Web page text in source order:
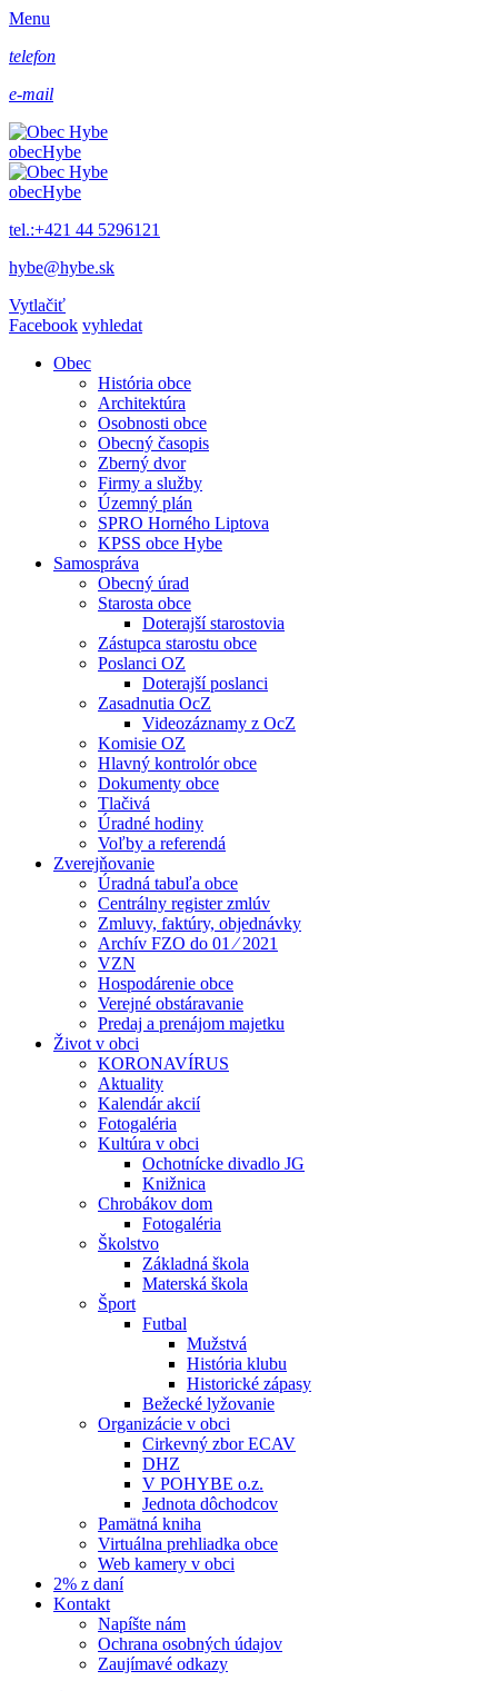
Menu
telefon
e-mail
obecHybe
obecHybe
tel.:+421 44 5296121
hybe@hybe.sk
Vytlačiť
Facebook vyhledat
Obec
História obce
Architektúra
Osobnosti obce
Obecný časopis
Zberný dvor
Firmy a služby
Územný plán
SPRO Horného Liptova
KPSS obce Hybe
Samospráva
Obecný úrad
Starosta obce
Doterajší starostovia
Zástupca starostu obce
Poslanci OZ
Doterajší poslanci
Zasadnutia OcZ
Videozáznamy z OcZ
Komisie OZ
Hlavný kontrolór obce
Dokumenty obce
Tlačivá
Úradné hodiny
Voľby a referendá
Zverejňovanie
Úradná tabuľa obce
Centrálny register zmlúv
Zmluvy, faktúry, objednávky
Archív FZO do 01 ⁄ 2021
VZN
Hospodárenie obce
Verejné obstáravanie
Predaj a prenájom majetku
Život v obci
KORONAVÍRUS
Aktuality
Kalendár akcií
Fotogaléria
Kultúra v obci
Ochotnícke divadlo JG
Knižnica
Chrobákov dom
Fotogaléria
Školstvo
Základná škola
Materská škola
Šport
Futbal
Mužstvá
História klubu
Historické zápasy
Bežecké lyžovanie
Organizácie v obci
Cirkevný zbor ECAV
DHZ
V POHYBE o.z.
Jednota dôchodcov
Pamätná kniha
Virtuálna prehliadka obce
Web kamery v obci
2% z daní
Kontakt
Napíšte nám
Ochrana osobných údajov
Zaujímavé odkazy